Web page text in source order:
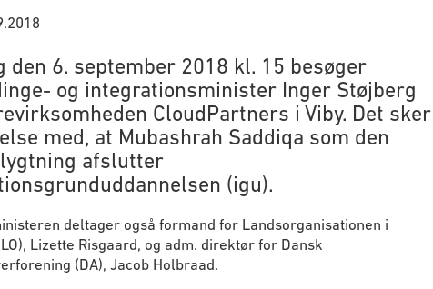
den 6. september 2018 kl. 15 besøger
og integrationsminister Inger Støjberg
CloudPartners i Viby. Det
med, at Mubashrah Saddiqa som den
afslutter
(igu).
deltager også formand for Landsorganisationen i
Lizette Risgaard, og adm. direktør for Dansk
(DA), Jacob Holbraad.